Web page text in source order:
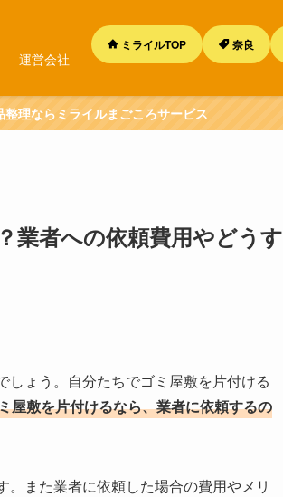
運営会社
ミライルTOP 奈良
整理ならミライルまごころサービス
業者への依頼費用やどうす
ょう。自分たちでゴミ屋敷を片付ける
屋敷を片付けるなら、業者に依頼するの
また業者に依頼した場合の費用やメリ